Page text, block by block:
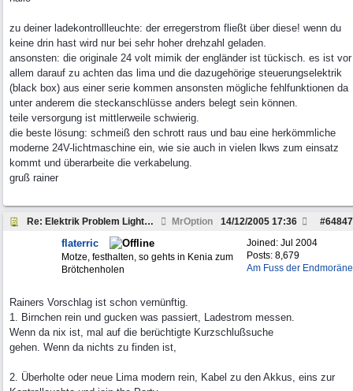
zu deiner ladekontrollleuchte: der erregerstrom fließt über diese! wenn du
keine drin hast wird nur bei sehr hoher drehzahl geladen.
ansonsten: die originale 24 volt mimik der engländer ist tückisch. es ist vor
allem darauf zu achten das lima und die dazugehörige steuerungselektrik
(black box) aus einer serie kommen ansonsten mögliche fehlfunktionen da
unter anderem die steckanschlüsse anders belegt sein können.
teile versorgung ist mittlerweile schwierig.
die beste lösung: schmeiß den schrott raus und bau eine herkömmliche
moderne 24V-lichtmaschine ein, wie sie auch in vielen lkws zum einsatz
kommt und überarbeite die verkabelung.
gruß rainer
Re: Elektrik Problem Lightweight MrOption #64847
14/12/2005 17:36
Joined: Jul 2004
Posts: 8,679
Am Fuss der Endmoräne
flaterric
Motze, festhalten, so gehts in Kenia zum
Brötchenholen
Rainers Vorschlag ist schon vernünftig.
1. Birnchen rein und gucken was passiert, Ladestrom messen.
Wenn da nix ist, mal auf die berüchtigte Kurzschlußsuche
gehen. Wenn da nichts zu finden ist,
2. Überholte oder neue Lima modern rein, Kabel zu den Akkus, eins zur